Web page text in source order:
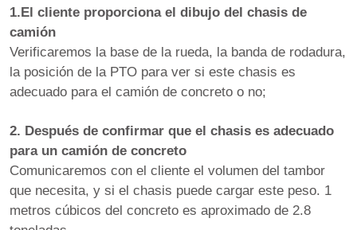
1.El cliente proporciona el dibujo del chasis de
camión
Verificaremos la base de la rueda, la banda de rodadura,
la posición de la PTO para ver si este chasis es
adecuado para el camión de concreto o no;
2. Después de confirmar que el chasis es adecuado
para un camión de concreto
Comunicaremos con el cliente el volumen del tambor
que necesita, y si el chasis puede cargar este peso. 1
metros cúbicos del concreto es aproximado de 2.8